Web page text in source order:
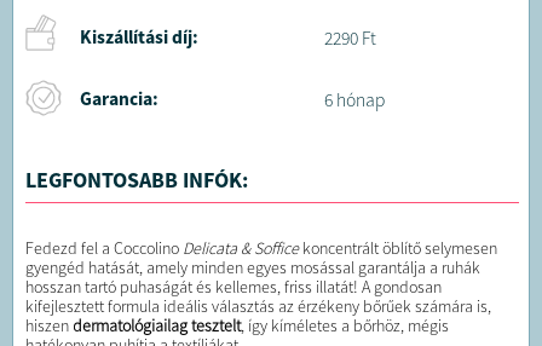
Kiszállítási díj: 2290 Ft
Garancia: 6 hónap
LEGFONTOSABB INFÓK:
Fedezd fel a Coccolino Delicata & Sofficekoncentrált öblítő selymesen
gyengéd hatását, amely minden egyes mosással garantálja a ruhák
hosszan tartó puhaságát és kellemes, friss illatát! A gondosan
kifejlesztett formula ideális választás az érzékeny bőrűek számára is,
hiszen dermatológiailag tesztelt, így kíméletes a bőrhöz, mégis